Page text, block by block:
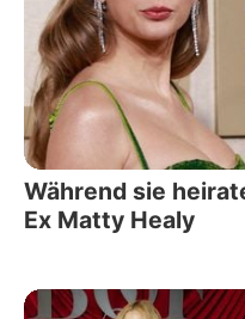
Während sie
Ex Matty Healy